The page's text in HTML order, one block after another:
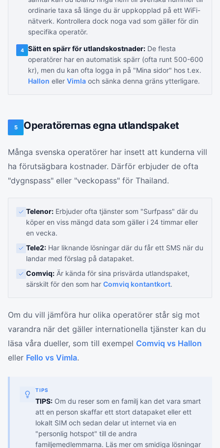
ordinarie taxa så länge du är uppkopplad på ett WiFi-
nätverk. Kontrollera dock noga vad som gäller för din
specifika operatör.
4 Sätt en spärr för utlandskostnader: De flesta
operatörer har en automatisk spärr (ofta runt 500-600
kr), men du kan ofta logga in på "Mina sidor" hos t.ex.
Hallon eller Vimla och sänka denna gräns ytterligare.
5 Operatörernas egna utlandspaket
Många svenska operatörer har insett att kunderna vill
ha förutsägbara kostnader. Därför erbjuder de ofta
"dygnspass" eller "veckopass" för Thailand.
Telenor: Erbjuder ofta tjänster som "Surfpass" där du
köper en viss mängd data som gäller i 24 timmar eller
en vecka.
Tele2: Har liknande lösningar där du får ett SMS när du
landar med förslag på datapaket.
Comviq: Är kända för sina prisvärda utlandspaket,
särskilt för den som har Comviq kontantkort.
Om du vill jämföra hur olika operatörer står sig mot
varandra när det gäller internationella tjänster kan du
läsa våra dueller, som till exempel Comviq vs Hallon
eller Fello vs Vimla.
TIPS
TIPS: Om du reser som en familj kan det vara smart
att en person skaffar ett stort datapaket eller ett
lokalt SIM och sedan delar ut internet via en
"personlig hotspot" till de andra
familjemedlemmarna. Läs mer om smidiga lösningar